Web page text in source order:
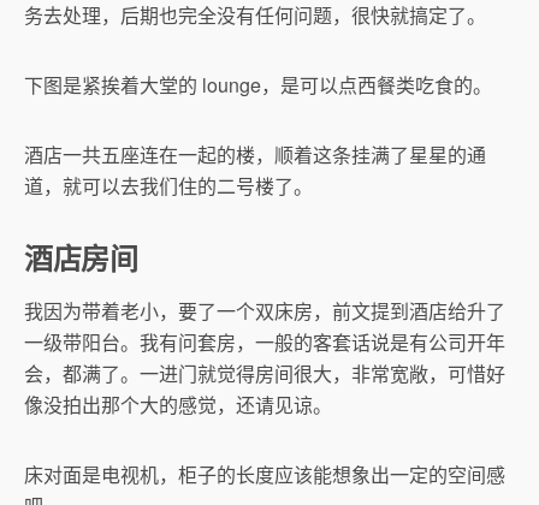
务去处理，后期也完全没有任何问题，很快就搞定了。
下图是紧挨着大堂的 lounge，是可以点西餐类吃食的。
酒店一共五座连在一起的楼，顺着这条挂满了星星的通
道，就可以去我们住的二号楼了。
酒店房间
我因为带着老小，要了一个双床房，前文提到酒店给升了
一级带阳台。我有问套房，一般的客套话说是有公司开年
会，都满了。一进门就觉得房间很大，非常宽敞，可惜好
像没拍出那个大的感觉，还请见谅。
床对面是电视机，柜子的长度应该能想象出一定的空间感